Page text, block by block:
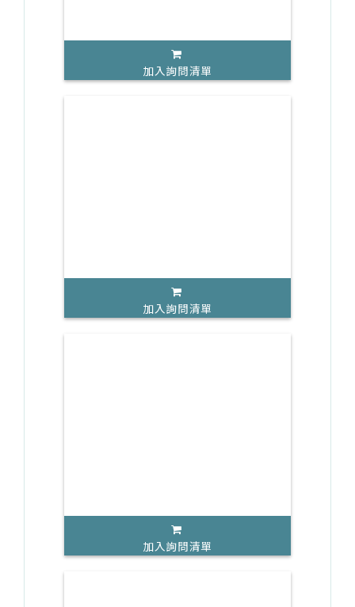
加入詢問清單
加入詢問清單
加入詢問清單